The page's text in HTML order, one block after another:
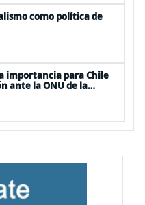
como política de
importancia para Chile
ante la ONU de la
Extendida del